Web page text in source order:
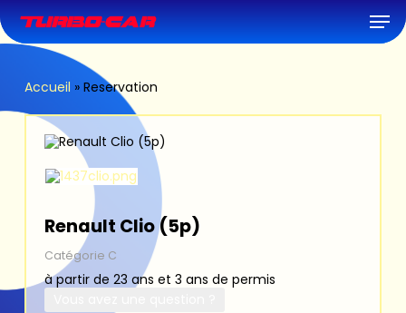
to
main
content
Accueil » Reservation
Renault Clio (5p)
Catégorie C
à partir de 23 ans et 3 ans de permis